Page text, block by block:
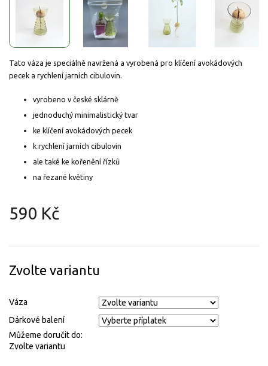
590 Kč
cena:
Zvolte variantu
Váza
Dárkové balení
Můžeme doručit do:
Zvolte variantu
Tato váza je speciálně navržená a vyrobená pro klíčení avokádových
pecek a rychlení jarních cibulovin.
vyrobeno v české sklárně
jednoduchý minimalistický tvar
ke klíčení avokádových pecek
k rychlení jarních cibulovin
ale také ke kořenění řízků
na řezané květiny